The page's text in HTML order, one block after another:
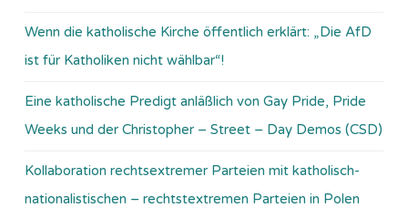
Wenn die katholische Kirche öffentlich erklärt: „Die AfD
ist für Katholiken nicht wählbar“!
Eine katholische Predigt anläßlich von Gay Pride, Pride
Weeks und der Christopher – Street – Day Demos (CSD)
Kollaboration rechtsextremer Parteien mit katholisch-
nationalistischen – rechtstextremen Parteien in Polen